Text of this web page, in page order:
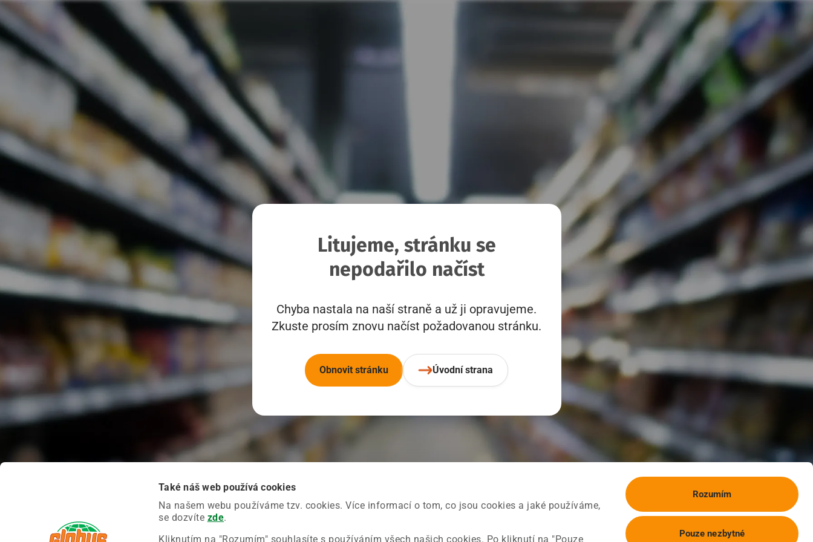
Také náš web používá cookies
Na našem webu používáme tzv. cookies. Více informací o tom, co jsou cookies a jaké používáme,
se dozvíte zde.
Kliknutím na "Rozumím" souhlasíte s používáním všech našich cookies. Po kliknutí na "Pouze
Rozumím
Pouze nezbytné
Litujeme, stránku se
nepodařilo načíst
Chyba nastala na naší straně a už ji opravujeme.
Zkuste prosím znovu načíst požadovanou stránku.
Obnovit stránku Úvodní strana